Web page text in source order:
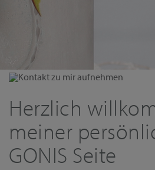
Kontakt zu mir aufnehmen
Herzlich
meiner
GONIS Seite